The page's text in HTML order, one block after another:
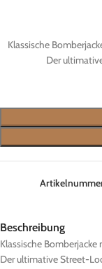
Klassische
Der
Beschreibung
Klassische
Der ultimative Street-